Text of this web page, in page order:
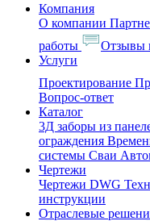
Компания
О компании
работы
Отзывы
Услуги
Проектирование
Вопрос-ответ
Каталог
3Д заборы из
ограждения
системы Cваи
Чертежи
Чертежи DWG
инструкции
Отраслевые